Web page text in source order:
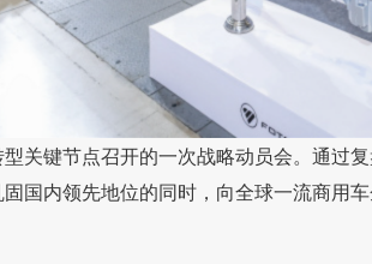
关键节点召开的一次战略动员会。通过
国内领先地位的同时，向全球一流商用车